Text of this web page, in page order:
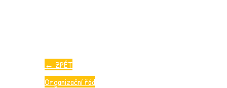
← ZPĚT
Organizační řád